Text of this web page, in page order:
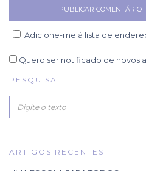
Adicione-me à lista de
Quero ser notificado de novos
PESQUISA
ARTIGOS RECENTES